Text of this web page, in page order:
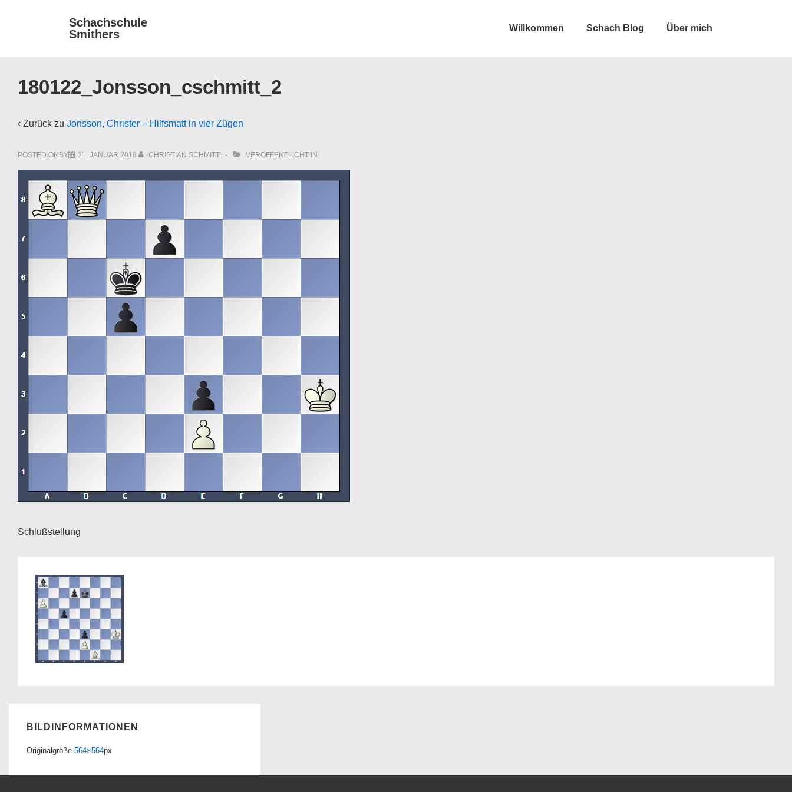
Schachschule
Smithers
Willkommen Schach Blog Über mich
180122_Jonsson_cschmitt_2
‹ Zurück zu Jonsson, Christer – Hilfsmatt in vier Zügen
POSTED ONBY 21. JANUAR 2018 CHRISTIAN SCHMITT VERÖFFENTLICHT IN
Schlußstellung
BILDINFORMATIONEN
Originalgröße 564×564px